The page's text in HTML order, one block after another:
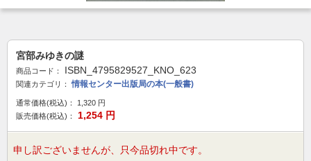
宮部みゆきの謎
商品コード： ISBN_4795829527_KNO_623
関連カテゴリ： 情報センター出版局の本(一般書)
通常価格(税込)： 1,320 円
販売価格(税込)：
1,254 円
申し訳ございませんが、只今品切れ中です。